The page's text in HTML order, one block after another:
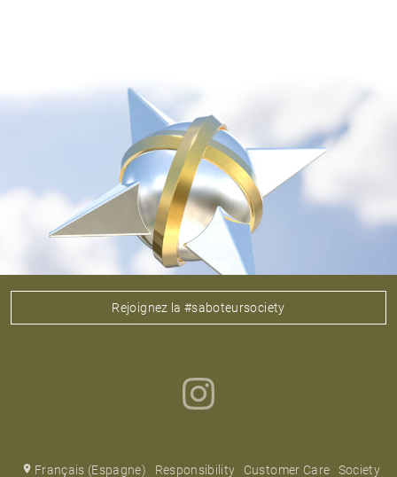
Rejoignez la #saboteursociety
Français (Espagne) Responsibility Customer Care
Society